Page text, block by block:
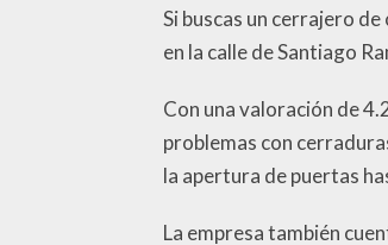
Si buscas un cerrajero
en la calle de Santiago
Con una valoración de
problemas con
la apertura de puertas
La empresa también